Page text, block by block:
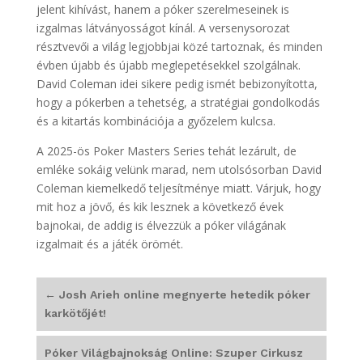
jelent kihívást, hanem a póker szerelmeseinek is
izgalmas látványosságot kínál. A versenysorozat
résztvevői a világ legjobbjai közé tartoznak, és minden
évben újabb és újabb meglepetésekkel szolgálnak.
David Coleman idei sikere pedig ismét bebizonyította,
hogy a pókerben a tehetség, a stratégiai gondolkodás
és a kitartás kombinációja a győzelem kulcsa.
A 2025-ös Poker Masters Series tehát lezárult, de
emléke sokáig velünk marad, nem utolsósorban David
Coleman kiemelkedő teljesítménye miatt. Várjuk, hogy
mit hoz a jövő, és kik lesznek a következő évek
bajnokai, de addig is élvezzük a póker világának
izgalmait és a játék örömét.
← Josh Arieh online megnyerte hetedik póker
karkötőjét!
Póker Világbajnokság Online: Szuper Cirkusz